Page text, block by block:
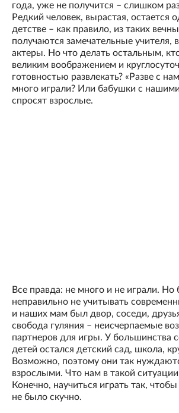
года, уже не получится – слишком
Редкий человек, вырастая, остается
детстве – как правило, из таких
получаются замечательные учителя,
актеры. Но что делать остальным,
великим воображением и
готовностью развлекать? «Разве с
много играли? Или бабушки с
спросят взрослые.
Все правда: не много и не играли.
неправильно не учитывать
и наших мам был двор, соседи,
свобода гуляния – неисчерпаемые
партнеров для игры. У большинства
детей остался детский сад, школа,
Возможно, поэтому они так
взрослыми. Что нам в такой ситуации
Конечно, научиться играть так,
не было скучно.